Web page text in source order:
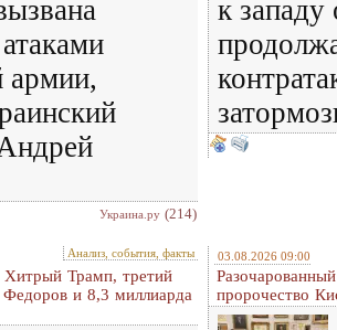
армии,
Украина.ру (214)
к
Анализ, события, факты
Хитрый Трамп, третий
и 8,3 миллиарда
03.08.2026 09:00
пророчество